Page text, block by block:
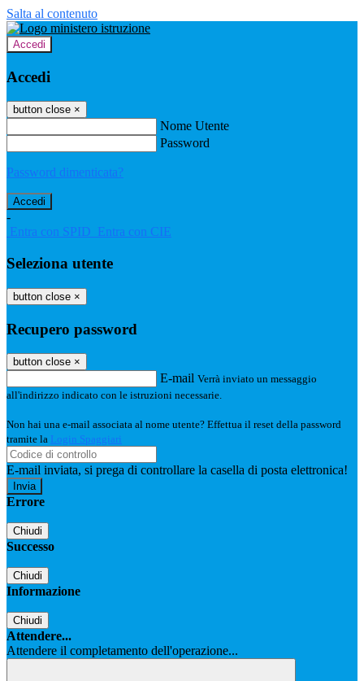
Salta al contenuto
Accedi
Accedi
button close ×
Nome Utente
Password
Password dimenticata?
-
Entra con SPID Entra con CIE
Seleziona utente
button close ×
Recupero password
button close ×
E-mail Verrà inviato un messaggio
all'indirizzo indicato con le istruzioni necessarie.
Non hai una e-mail associata al nome utente? Effettua il reset della password
tramite la Login Spaggiari
E-mail inviata, si prega di controllare la casella di posta elettronica!
Errore
Chiudi
Successo
Chiudi
Informazione
Chiudi
Attendere...
Attendere il completamento dell'operazione...